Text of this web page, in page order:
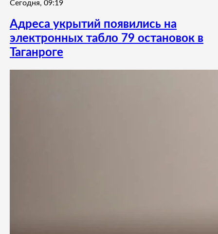
Сегодня, 09:19
Адреса укрытий появились на
электронных табло 79 остановок в
Таганроге